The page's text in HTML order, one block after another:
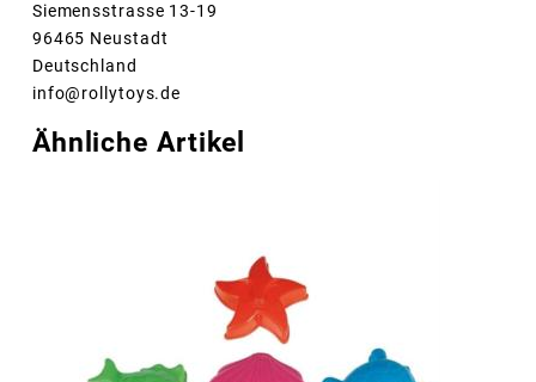
Siemensstrasse 13-19
96465 Neustadt
Deutschland
info@rollytoys.de
Ähnliche Artikel